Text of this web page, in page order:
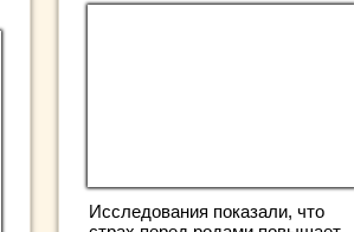
Исследования показали, что